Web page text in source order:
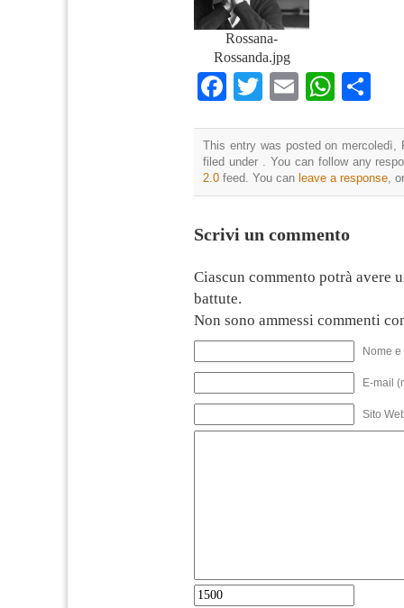
Rossana-
Rossanda.jpg
Facebook
TwitterEmail
This entry was posted on mercoledì,
filed under . You can follow any
2.0 feed. You can leave a response,
Scrivi un commento
Ciascun commento potrà avere
battute.
Non sono ammessi commenti
Nome
E-mail
Sito